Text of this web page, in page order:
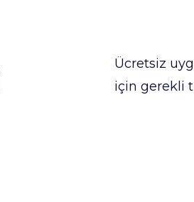
Ücretsiz
için gerekli